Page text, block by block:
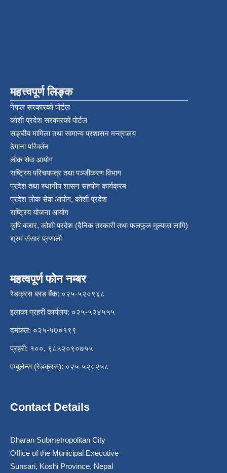
महत्त्वपूर्ण लिङ्क
नेपाल सरकारको पोर्टल
कोशी प्रदेश सरकारको पोर्टल
सङ्‍घीय मामिला तथा सामान्य प्रशासन मन्त्रालय
ठेगाना परिवर्तन
लोक सेवा आयोग
राष्ट्रिय परिचयपत्र तथा पञ्‍जीकरण विभाग
प्रदेश तथा स्थानीय शासन सहयोग कार्यक्रम
प्रदेश लोक सेवा आयोग, कोशी प्रदेश
राष्ट्रिय योजना आयोग
कृषि बजार, कोशी प्रदेश (दैनिक तरकारी तथा फलफुल मुल्यका लागि)
श्रम संसार प्रणाली
महत्वपूर्ण फोन नम्बर
रेडक्रस ब्लड बैंक: ०२५-५२०९६८
इलाका प्रहरी कार्यलय: ०२५-५२४५५५
दमकल: ०२५-५७०१९९
प्रहरी: १००, ९८५२०९०७५५
एम्बुलेन्स (रेडक्रस): ०२५-५२०२५८
Contact Details
Dharan Submetropolitan City
Office of the Municipal Executive
Sunsari, Koshi Province, Nepal